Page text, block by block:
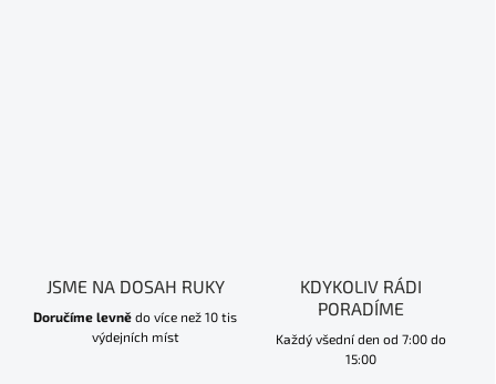
JSME NA DOSAH RUKY
Doručíme levně do více než 10 tis
výdejních míst
KDYKOLIV RÁDI
PORADÍME
Každý všední den od 7:00 do
15:00